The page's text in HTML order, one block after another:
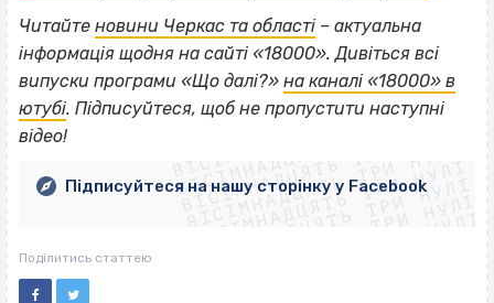
Читайте новини Черкас та області – актуальна
інформація щодня на сайті «18000». Дивіться всі
випуски програми «Що далі?» на каналі «18000» в
ютубі. Підписуйтеся, щоб не пропустити наступні
відео!
ВІСІМНАДЦЯТЬ ТРИ НУЛІ
ВІСІМНАДЦЯТЬ ТРИ НУЛІ
ВІСІМНАДЦЯТЬ ТРИ НУЛІ
ВІСІМНАДЦЯТЬ ТРИ НУЛІ
ВІСІМНАДЦЯТЬ ТРИ НУЛІ
ВІСІМНАДЦЯТЬ ТРИ НУЛІ
ВІСІМНАДЦЯТЬ ТРИ НУЛІ
ВІСІМНАДЦЯТЬ ТРИ НУЛІ
Підписуйтеся на нашу сторінку у Facebook
Поділитись статтею